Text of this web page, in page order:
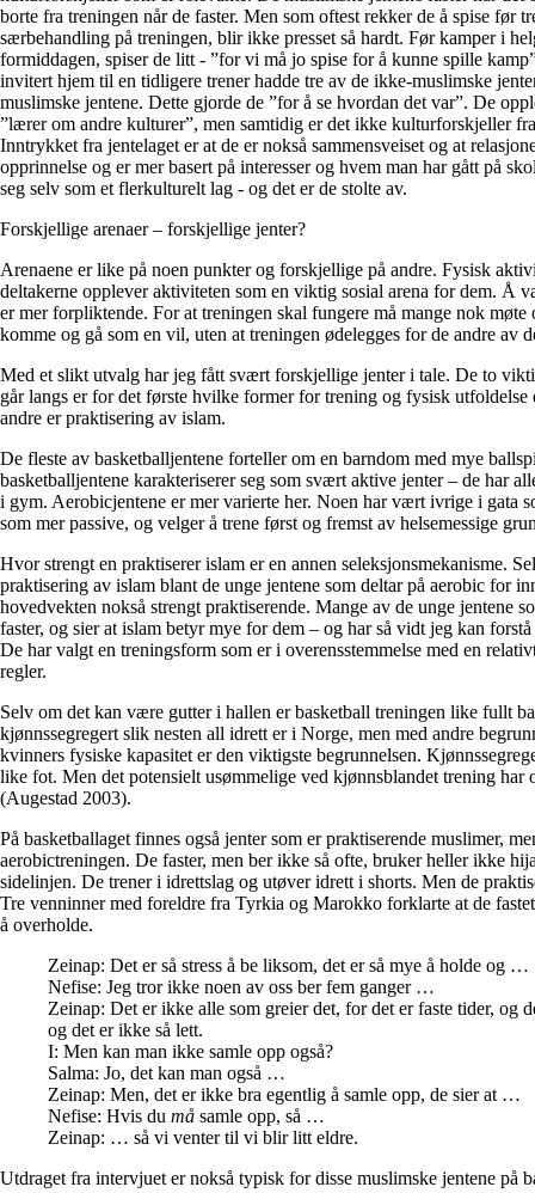
borte fra treningen når de faster. Men som oftest rekker de å spise før
særbehandling på treningen, blir ikke presset så hardt. Før kamper i
formiddagen, spiser de litt - ”for vi må jo spise for å kunne spille
invitert hjem til en tidligere trener hadde tre av de ikke-muslimske
muslimske jentene. Dette gjorde de ”for å se hvordan det var”. De
”lærer om andre kulturer”, men samtidig er det ikke kulturforskjeller
Inntrykket fra jentelaget er at de er nokså sammensveiset og at
opprinnelse og er mer basert på interesser og hvem man har gått på
seg selv som et flerkulturelt lag - og det er de stolte av.
Forskjellige arenaer – forskjellige jenter?
Arenaene er like på noen punkter og forskjellige på andre. Fysisk
deltakerne opplever aktiviteten som en viktig sosial arena for dem. Å
er mer forpliktende. For at treningen skal fungere må mange nok møte
komme og gå som en vil, uten at treningen ødelegges for de andre av
Med et slikt utvalg har jeg fått svært forskjellige jenter i tale. De to
går langs er for det første hvilke former for trening og fysisk utfoldelse
andre er praktisering av islam.
De fleste av basketballjentene forteller om en barndom med mye
basketballjentene karakteriserer seg som svært aktive jenter – de har
i gym. Aerobicjentene er mer varierte her. Noen har vært ivrige i gata
som mer passive, og velger å trene først og fremst av helsemessige
Hvor strengt en praktiserer islam er en annen seleksjonsmekanisme.
praktisering av islam blant de unge jentene som deltar på aerobic for
hovedvekten nokså strengt praktiserende. Mange av de unge jentene
faster, og sier at islam betyr mye for dem – og har så vidt jeg kan
De har valgt en treningsform som er i overensstemmelse med en
regler.
Selv om det kan være gutter i hallen er basketball treningen like fullt
kjønnssegregert slik nesten all idrett er i Norge, men med andre
kvinners fysiske kapasitet er den viktigste begrunnelsen.
like fot. Men det potensielt usømmelige ved kjønnsblandet trening har
(Augestad 2003).
På basketballaget finnes også jenter som er praktiserende muslimer,
aerobictreningen. De faster, men ber ikke så ofte, bruker heller ikke
sidelinjen. De trener i idrettslag og utøver idrett i shorts. Men de
Tre venninner med foreldre fra Tyrkia og Marokko forklarte at de
å overholde.
Zeinap: Det er så stress å be liksom, det er så mye å holde og …
Nefise: Jeg tror ikke noen av oss ber fem ganger …
Zeinap: Det er ikke alle som greier det, for det er faste tider, og
og det er ikke så lett.
I: Men kan man ikke samle opp også?
Salma: Jo, det kan man også …
Zeinap: Men, det er ikke bra egentlig å samle opp, de sier at …
Nefise: Hvis du må samle opp, så …
Zeinap: … så vi venter til vi blir litt eldre.
Utdraget fra intervjuet er nokså typisk for disse muslimske jentene på